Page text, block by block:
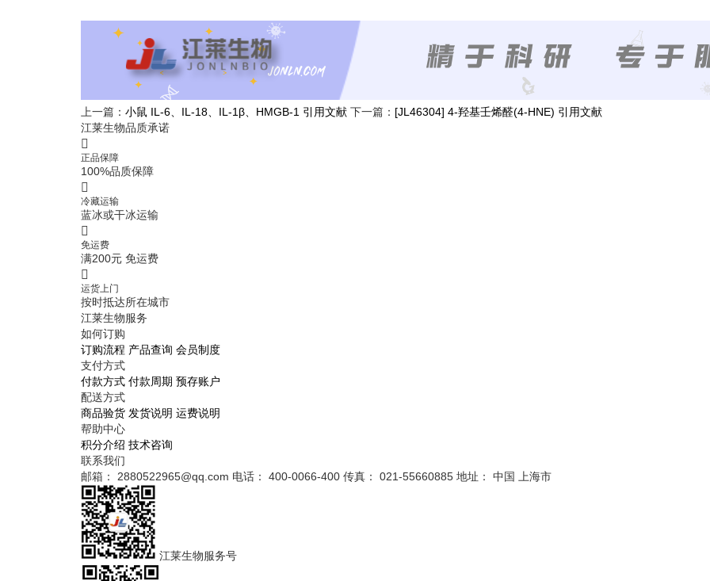
上一篇： 小鼠 IL-6、IL-18、IL-1β、HMGB-1 引用文献 下一篇： [JL46304] 4-羟基壬烯醛(4-HNE) 引用文献
江莱生物品质承诺
正品保障
100%品质保障
冷藏运输
蓝冰或干冰运输
免运费
满200元 免运费
运货上门
按时抵达所在城市
江莱生物服务
如何订购
订购流程 产品查询 会员制度
支付方式
付款方式 付款周期 预存账户
配送方式
商品验货 发货说明 运费说明
帮助中心
积分介绍 技术咨询
联系我们
邮箱： 2880522965@qq.com 电话： 400-0066-400 传真： 021-55660885 地址： 中国 上海市
江莱生物服务号